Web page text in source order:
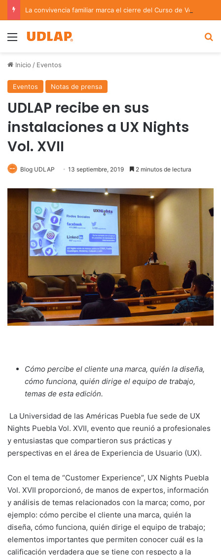
Menu
Inicio / Eventos
Eventos Notas de prensa
UDLAP recibe en sus
instalaciones a UX Nights
Vol. XVII
Blog UDLAP 13 septiembre, 2019 2 minutos de lectura
Cómo percibe el cliente una marca, quién la diseña,
cómo funciona, quién dirige el equipo de trabajo,
temas de esta edición.
La Universidad de las Américas Puebla fue sede de UX
Nights Puebla Vol. XVII, evento que reunió a profesionales
y entusiastas que compartieron sus prácticas y
perspectivas en el área de Experiencia de Usuario (UX).
Con el tema de “Customer Experience”, UX Nights Puebla
Vol. XVII proporcionó, de manos de expertos, información
y análisis de temas relacionados con la marca; como, por
ejemplo: cómo percibe el cliente una marca, quién la
diseña, cómo funciona, quién dirige el equipo de trabajo;
elementos importantes que permiten conocer cuál es la
calificación verdadera que se tiene con respecto a la